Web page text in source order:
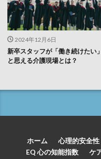
2024年12月6日
新卒スタッフが「働き続けたい」
と思える介護現場とは？
ホーム 心理的安全性
EQ 心の知能指数
ケ